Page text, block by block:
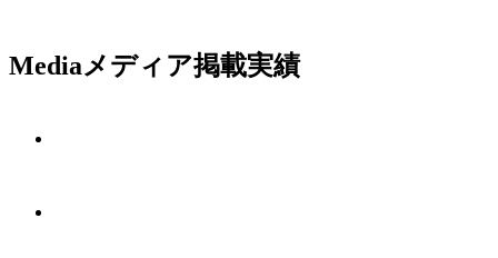
Mediaメディア掲載実績